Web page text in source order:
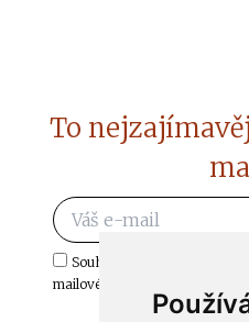
To
Souhlasím s odběrem
mailové schránky.